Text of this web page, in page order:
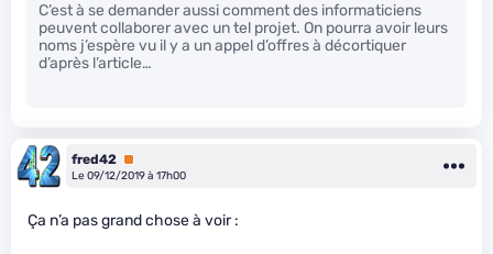
C’est à se demander aussi comment des informaticiens
peuvent collaborer avec un tel projet. On pourra avoir leurs
noms j’espère vu il y a un appel d’offres à décortiquer
d’après l’article…
fred42 Premium
Le 09/12/2019 à 17h00
Ça n’a pas grand chose à voir :